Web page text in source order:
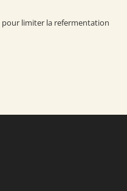
pour limiter la refermentation